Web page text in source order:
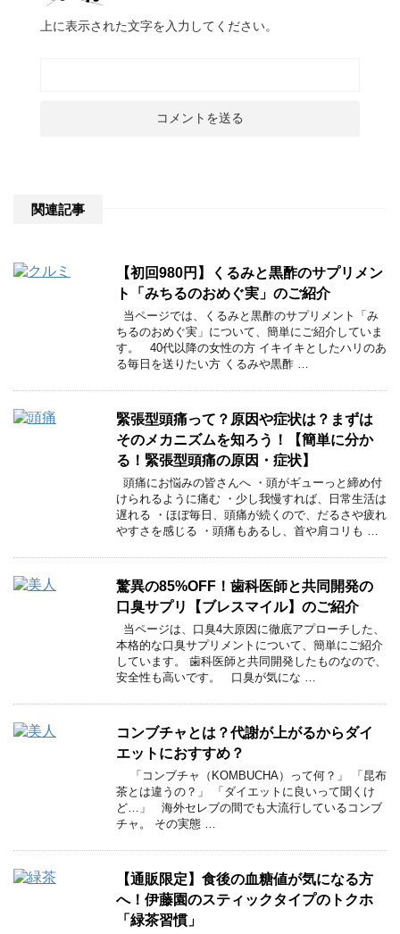
上に表示された文字を入力してください。
関連記事
【初回980円】くるみと黒酢のサプリメン
ト「みちるのおめぐ実」のご紹介
当ページでは、くるみと黒酢のサプリメント「み
ちるのおめぐ実」について、簡単にご紹介していま
す。 40代以降の女性の方 イキイキとしたハリのあ
る毎日を送りたい方 くるみや黒酢 …
緊張型頭痛って？原因や症状は？まずは
そのメカニズムを知ろう！【簡単に分か
る！緊張型頭痛の原因・症状】
頭痛にお悩みの皆さんへ ・頭がギューっと締め付
けられるように痛む ・少し我慢すれば、日常生活は
遅れる ・ほぼ毎日、頭痛が続くので、だるさや疲れ
やすさを感じる ・頭痛もあるし、首や肩コリも …
驚異の85%OFF！歯科医師と共同開発の
口臭サプリ【ブレスマイル】のご紹介
当ページは、口臭4大原因に徹底アプローチした、
本格的な口臭サプリメントについて、簡単にご紹介
しています。 歯科医師と共同開発したものなので、
安全性も高いです。 口臭が気にな …
コンブチャとは？代謝が上がるからダイ
エットにおすすめ？
「コンブチャ（KOMBUCHA）って何？」 「昆布
茶とは違うの？」 「ダイエットに良いって聞くけ
ど…」 海外セレブの間でも大流行しているコンブ
チャ。 その実態 …
【通販限定】食後の血糖値が気になる方
へ！伊藤園のスティックタイプのトクホ
「緑茶習慣」